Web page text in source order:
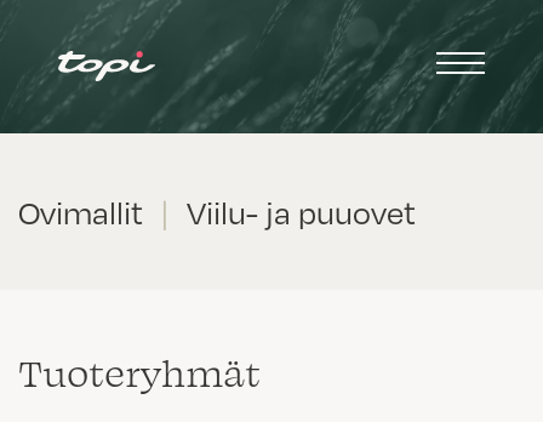
Ovimallit | Viilu- ja puuovet
Tuote­ryhmät